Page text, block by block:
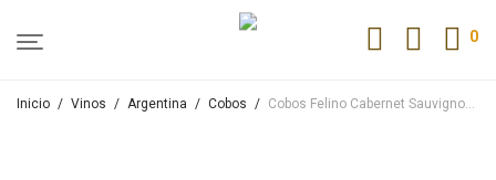
0
Inicio / Vinos / Argentina / Cobos / Cobos Felino Cabernet Sauvignon 750ml